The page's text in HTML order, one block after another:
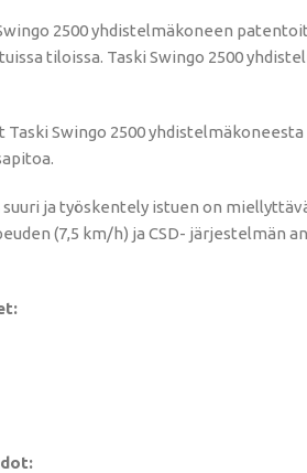
2500 yhdistelmäkoneen
tiloissa. Taski Swingo 2500
Swingo 2500
ja työskentely istuen on
(7,5 km/h) ja CSD- järjestelmän